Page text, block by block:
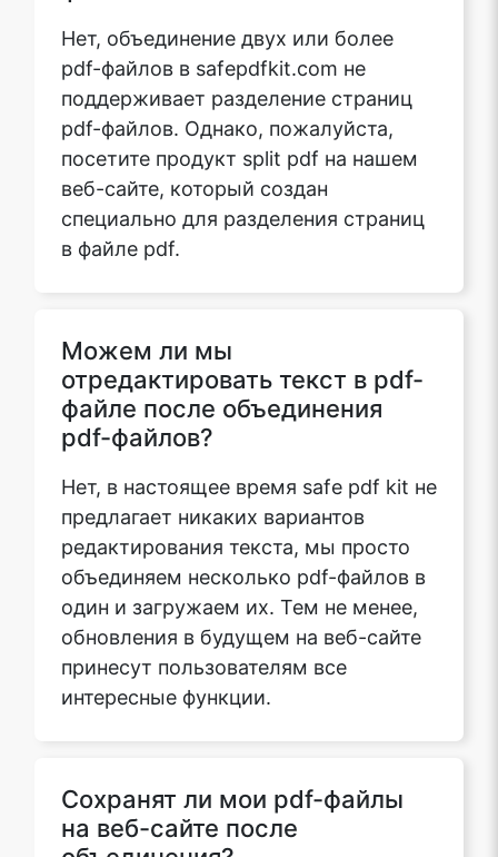
Нет, объединение двух или более
pdf-файлов в safepdfkit.com не
поддерживает разделение страниц
pdf-файлов. Однако, пожалуйста,
посетите продукт split pdf на нашем
веб-сайте, который создан
специально для разделения страниц
в файле pdf.
Можем ли мы
отредактировать текст в pdf-
файле после объединения
pdf-файлов?
Нет, в настоящее время safe pdf kit не
предлагает никаких вариантов
редактирования текста, мы просто
объединяем несколько pdf-файлов в
один и загружаем их. Тем не менее,
обновления в будущем на веб-сайте
принесут пользователям все
интересные функции.
Сохранят ли мои pdf-файлы
на веб-сайте после
объединения?